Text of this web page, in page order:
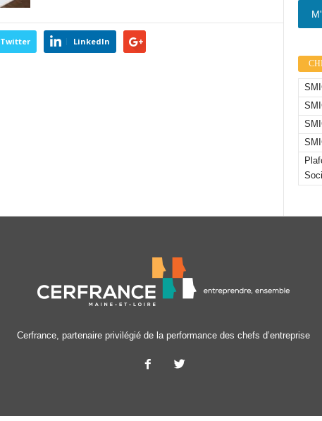
Twitter LinkedIn
Cerfrance, partenaire privilégié de la performance des chefs d’entreprise